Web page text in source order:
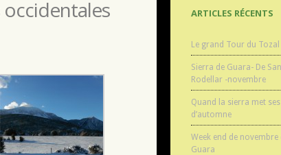
ARTICLES RÉCENTS
Le grand Tour du
Sierra de Guara- De
Rodellar -novembre
Quand la sierra met
d’automne
Week end de novembre
Guara